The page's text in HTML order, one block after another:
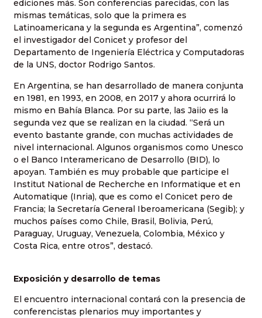
ediciones más. Son conferencias parecidas, con las
mismas temáticas, solo que la primera es
Latinoamericana y la segunda es Argentina”, comenzó
el investigador del Conicet y profesor del
Departamento de Ingeniería Eléctrica y Computadoras
de la UNS, doctor Rodrigo Santos.
En Argentina, se han desarrollado de manera conjunta
en 1981, en 1993, en 2008, en 2017 y ahora ocurrirá lo
mismo en Bahía Blanca. Por su parte, las Jaiio es la
segunda vez que se realizan en la ciudad. “Será un
evento bastante grande, con muchas actividades de
nivel internacional. Algunos organismos como Unesco
o el Banco Interamericano de Desarrollo (BID), lo
apoyan. También es muy probable que participe el
Institut National de Recherche en Informatique et en
Automatique (Inria), que es como el Conicet pero de
Francia; la Secretaría General Iberoamericana (Segib); y
muchos países como Chile, Brasil, Bolivia, Perú,
Paraguay, Uruguay, Venezuela, Colombia, México y
Costa Rica, entre otros”, destacó.
Exposición y desarrollo de temas
El encuentro internacional contará con la presencia de
conferencistas plenarios muy importantes y